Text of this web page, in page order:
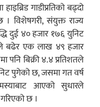
गाडीप्रतिको बढ्दो
विशेषगरी, संयुक्त राज्य
दुई ४० हजार १७६ युनिट
बढेर एक लाख ४९ हजार
पनि बिक्री ४.४ प्रतिशतले
पुगेको छ, जसमा गत वर्ष
आएको सुधारले
छ ।